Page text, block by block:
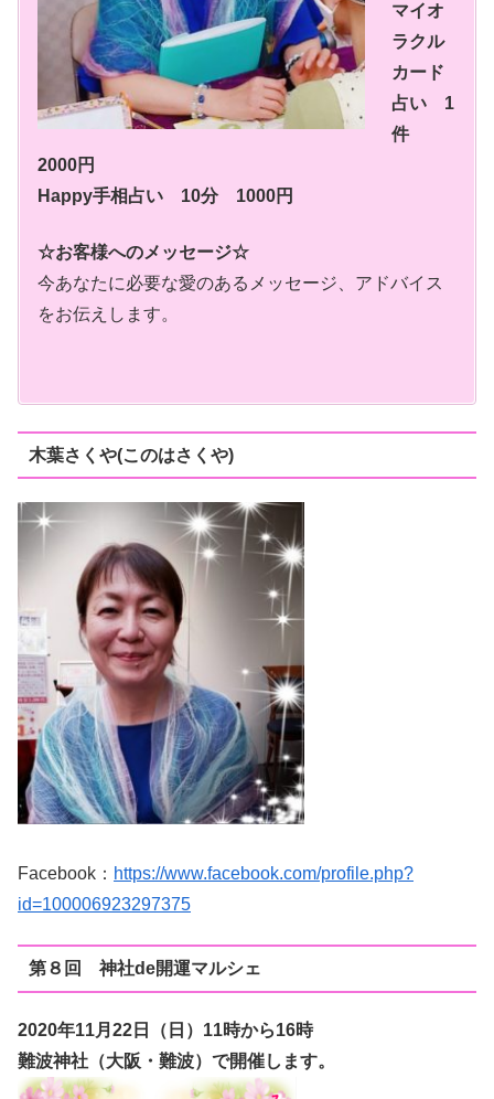
マイオ
ラクル
カード
占い 1
件
2000円
Happy手相占い 10分 1000円
☆お客様へのメッセージ☆
今あなたに必要な愛のあるメッセージ、アドバイス
をお伝えします。
木葉さくや(このはさくや)
Facebook： https://www.facebook.com/profile.php?
id=100006923297375
第８回 神社de開運マルシェ
2020年11月22日（日 ）11時から16時
難波神社（大阪・難波）で開催します。